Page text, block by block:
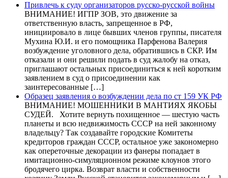
Привлечь к суду организаторов русско-русской войны
ВНИМАНИЕ! ИГПР ЗОВ, это движение за
ответственную власть, запрещенное в РФ,
инициировало в лице бывших членов группы, писателя
Мухина Ю.И. и его помощника Парфенова Валерия
возбуждение уголовного дела, обратившись в СКР. Им
отказали и они решили подать в суд жалобу на отказ,
приглашают остальных присоединиться к ней коротким
заявлением в суд о присоединении как
заинтересованные […]
Образец заявления о возбуждении дела по ст 159 УК РФ
ВНИМАНИЕ! МОШЕННИКИ В МАНТИЯХ ЯКОБЫ
СУДЕЙ. Хотите вернуть похищенное — шестую часть
планеты и всю недвижимость СССР на ней законному
владельцу? Так создавайте городские Комитеты
кредиторов граждан СССР, остальное уже закономерно
как опереточные декорации из фанеры попадает в
имитационно-симуляционном режиме клоунов этого
бродячего цирка. Возврат власти и собственности